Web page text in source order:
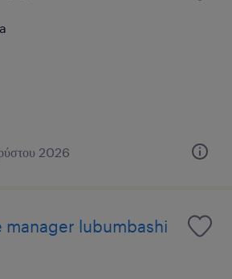
2026
manager lubumbashi